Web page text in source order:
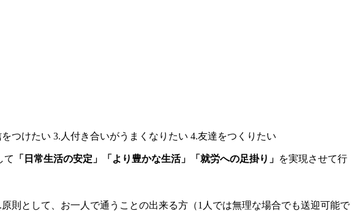
て 「日常生活の安定」「より豊かな生活」「就労への足掛り」 を実現させて行